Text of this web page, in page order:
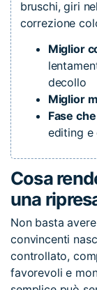
bruschi, giri
correzione
Miglior
decollo
Miglior
Fase
editing
Cosa
una
Non basta
convincenti
controllato,
favorevoli e